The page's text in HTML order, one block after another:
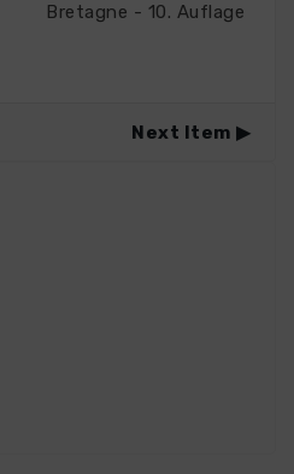
Bretagne - 10. Auflage
Next Item